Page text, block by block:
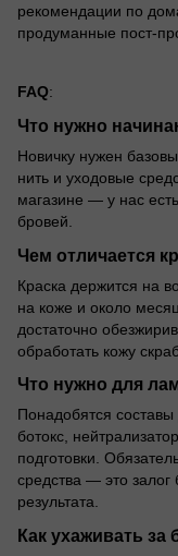
рекомендации по
продуманные пост-
FAQ:
Что нужно
Новичку нужен
нить и уходовые
магазине — у нас
бровей.
Чем отличается
Краска держится на
на коже и около
достаточно
обработать кожу
Что нужно для
Понадобятся
ботокс,
подготовки.
средства — это залог
результата.
Как ухаживать